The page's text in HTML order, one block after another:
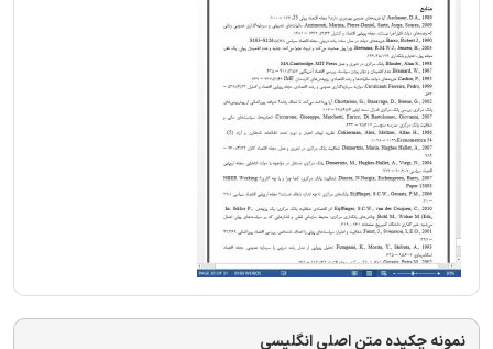
نمونه چکیده متن اصلی انگلیسی